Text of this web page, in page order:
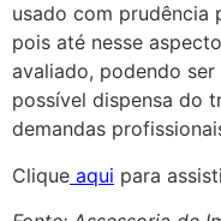
usado com prudência
pois até nesse
avaliado, podendo
possível dispensa do
demandas
Clique aqui para